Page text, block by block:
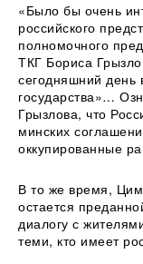
«Было бы очень
российского
полномочного
ТКГ Бориса
сегодняшний день
государства»…
Грызлова, что
минских
оккупированные
В то же время,
остается
диалогу с
теми, кто имеет